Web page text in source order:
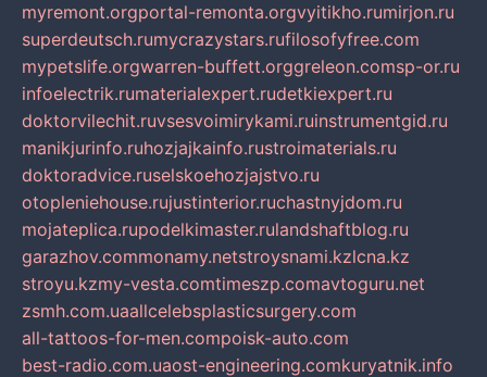
myremont.orgportal-remonta.orgvyitikho.rumirjon.ru
superdeutsch.rumycrazystars.rufilosofyfree.com
mypetslife.orgwarren-buffett.orggreleon.comsp-or.ru
infoelectrik.rumaterialexpert.rudetkiexpert.ru
doktorvilechit.ruvsesvoimirykami.ruinstrumentgid.ru
manikjurinfo.ruhozjajkainfo.rustroimaterials.ru
doktoradvice.ruselskoehozjajstvo.ru
otopleniehouse.rujustinterior.ruchastnyjdom.ru
mojateplica.rupodelkimaster.rulandshaftblog.ru
garazhov.commonamy.netstroysnami.kzlcna.kz
stroyu.kzmy-vesta.comtimeszp.comavtoguru.net
zsmh.com.uaallcelebsplasticsurgery.com
all-tattoos-for-men.compoisk-auto.com
best-radio.com.uaost-engineering.comkuryatnik.info